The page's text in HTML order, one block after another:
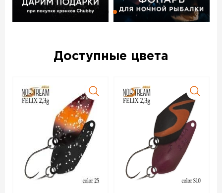
На всех блеснах Norstream Area Felix стоят качественные
крючки без бородок из проволоки средней толщины.
белого хищника. При создании блесен были учтены
пожелания многих ведущих спортсменов по ловле
Блесна колеблющаяся NORSTREAM FELIX 3 г код цв. S10 –
данный товар доступен для заказа в интернет-магазине
BigGame по цене 280 руб. с доставкой в Волгограде и по
всей России. Для того, чтобы купить данный товар,
положите его в корзину или позвоните по телефону +7
(8442) 596-160
Доступные цвета